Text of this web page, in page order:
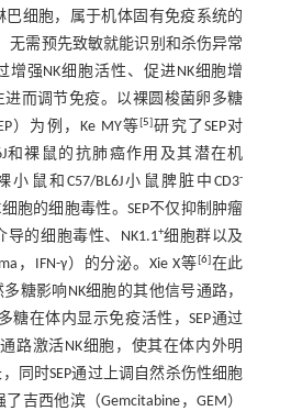
巴细胞，属于机体固有免疫系统的
无需预先致敏就能识别和杀伤异常
增强NK细胞活性、促进NK细胞增
而调节免疫。以裸圆梭菌卵多糖
）为例，Ke MY等[5]研究了SEP对
和裸鼠的抗肺癌作用及其潜在机
小鼠和C57/BL6J小鼠脾脏中CD3-
胞的细胞毒性。SEP不仅抑制肿瘤
导的细胞毒性、NK1.1+细胞群以及
，IFN-γ）的分泌。Xie X等[6]在此
糖影响NK细胞的其他信号通路，
糖在体内显示免疫活性，SEP通过
通路激活NK细胞，使其在体内外明
同时SEP通过上调自然杀伤性细胞
吉西他滨（Gemcitabine，GEM）